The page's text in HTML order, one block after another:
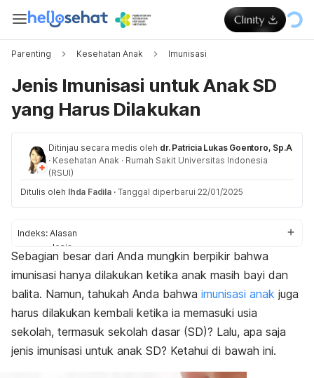
Parenting Kesehatan Anak Imunisasi
Jenis Imunisasi untuk Anak SD
yang Harus Dilakukan
Ditinjau secara medis oleh dr. Patricia Lukas Goentoro, Sp.A
· Kesehatan Anak · Rumah Sakit Universitas Indonesia
(RSUI)
Ditulis oleh Ihda Fadila · Tanggal diperbarui 22/01/2025
Indeks: Alasan
Jenis
Jika melewatkan imunisasi
Sebagian besar dari Anda mungkin berpikir bahwa
imunisasi hanya dilakukan ketika anak masih bayi dan
balita. Namun, tahukah Anda bahwa imunisasi anak juga
harus dilakukan kembali ketika ia memasuki usia
sekolah, termasuk sekolah dasar (SD)? Lalu, apa saja
jenis imunisasi untuk anak SD? Ketahui di bawah ini.